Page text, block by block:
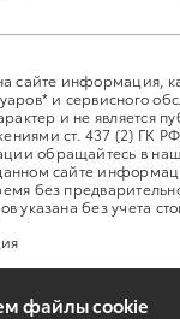
сайте информация,
и сервисного
и не является
ст. 437 (2) ГК
обращайтесь в
сайте
без
указана без учета
файлы cookie